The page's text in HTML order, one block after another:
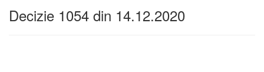
Decizie 1054 din 14.12.2020